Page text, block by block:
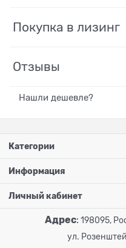
Покупка в лизинг
Отзывы
Нашли дешевле?
Категории
Информация
Личный кабинет
Адрес: 198095,
ул.